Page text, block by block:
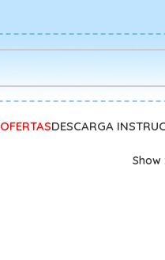
OFERTASDESCARGA
Show